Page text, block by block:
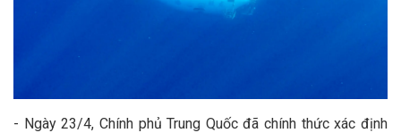
- Ngày 23/4, Chính phủ Trung Quốc đã chính thức xác định